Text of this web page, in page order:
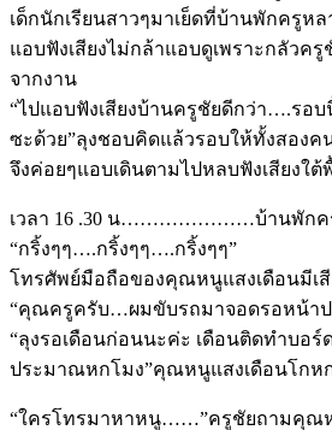
เด็กนักเรียนสาวๆมาเย็ดที่บ้านพักครูห
แอบฟังเสียงไม่กล้าแอบดูเพราะกลัวค
จากงาน
“ไปแอบฟังเสียงบ้านครูชัยดีกว่า….รอบ
ซะด้วย”ลุงชอบคิดแล้วรอบให้ทั้งสองค
จึงค่อยๆแอบเดินตามไปหลบฟังเสียงใต้
เวลา 16 .30 น…………………บ้านพักค
“กริ้งๆๆ….กริ้งๆๆ….กริ้งๆๆ”
โทรศัพย์มือถือของคุณหนูแสงเดือนมีเสี
“คุณครูครับ…ผมขับรถมาจอดรอหน้าป
“ลุงรอเดือนก่อนนะค่ะ เดือนติดทำบอร์
ประมาณหกโมง”คุณหนูแสงเดือนโกห
“ใครโทรมาหาหนู……”ครูชัยถามคุณ